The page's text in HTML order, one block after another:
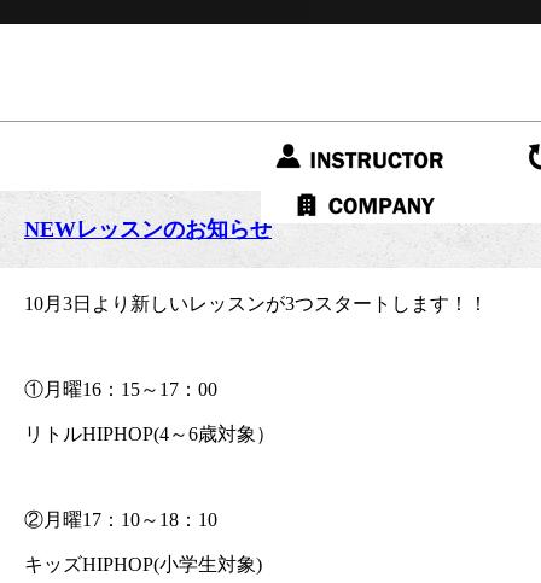
NEWレッスンのお知らせ
10月3日より新しいレッスンが3つスタートします！！
①月曜16：15～17：00
リトルHIPHOP(4～6歳対象）
②月曜17：10～18：10
キッズHIPHOP(小学生対象)